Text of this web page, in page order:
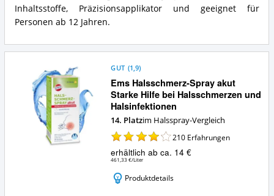
Inhaltsstoffe, Präzisionsapplikator und geeignet für
Personen ab 12 Jahren.
Ems Halsschmerz-Spray akut
Starke Hilfe bei Halsschmerzen und
Halsinfektionen
GUT (1,9)
14. Platzim Halsspray-Vergleich
210 Erfahrungen
erhältlich ab ca. 14 €
461,33 €/Liter
Produktdetails